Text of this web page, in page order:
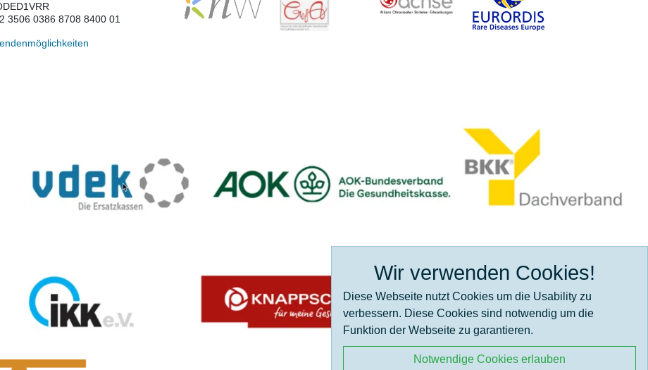
3506 0386 8708 8400 01
Wir verwenden Cookies!
Diese Webseite nutzt Cookies um die Usability zu
verbessern. Diese Cookies sind notwendig um die
Funktion der Webseite zu garantieren.
Notwendige Cookies erlauben